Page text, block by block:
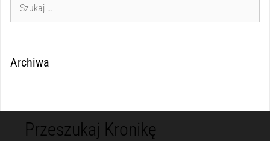
Archiwa
Przeszukaj Kronikę